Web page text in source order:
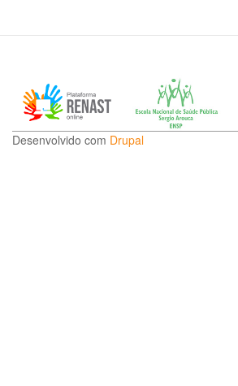
Desenvolvido com Drupal